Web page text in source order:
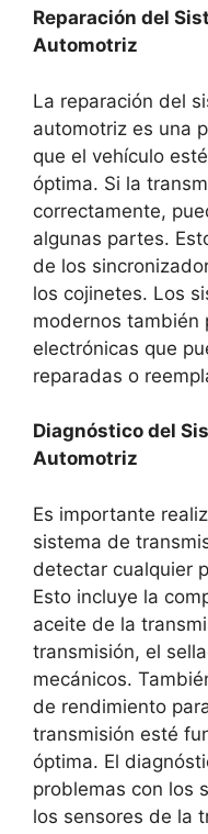
Reparación del
Automotriz
La reparación del
automotriz es una
que el vehículo
óptima. Si la
correctamente,
algunas partes.
de los
los cojinetes. Los
modernos también
electrónicas que
reparadas o
Diagnóstico del
Automotriz
Es importante
sistema de
detectar cualquier
Esto incluye la
aceite de la
transmisión, el
mecánicos.
de rendimiento
transmisión esté
óptima. El
problemas con los
los sensores de la